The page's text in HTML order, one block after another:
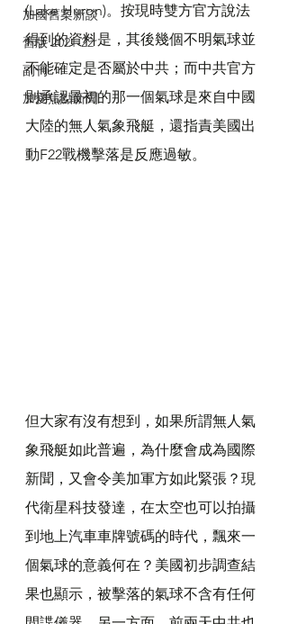
加國舊案新談
舊版 2021-22
副刊
加愛焦點新聞
(Lake Huron)。按現時雙方官方說法
得到的資料是，其後幾個不明氣球並
不能確定是否屬於中共；而中共官方
則承認最初的那一個氣球是來自中國
大陸的無人氣象飛艇，還指責美國出
動F22戰機擊落是反應過敏。
但大家有沒有想到，如果所謂無人氣
象飛艇如此普遍，為什麼會成為國際
新聞，又會令美加軍方如此緊張？現
代衛星科技發達，在太空也可以拍攝
到地上汽車車牌號碼的時代，飄來一
個氣球的意義何在？美國初步調查結
果也顯示，被擊落的氣球不含有任何